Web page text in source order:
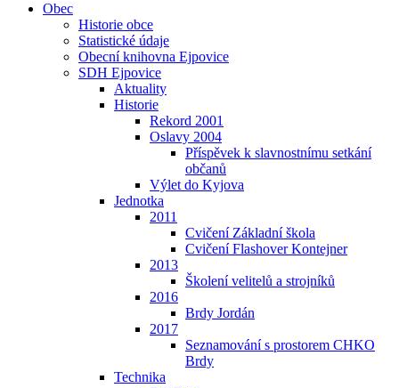
Obec
Historie obce
Statistické údaje
Obecní knihovna Ejpovice
SDH Ejpovice
Aktuality
Historie
Rekord 2001
Oslavy 2004
Příspěvek k slavnostnímu setkání
občanů
Výlet do Kyjova
Jednotka
2011
Cvičení Základní škola
Cvičení Flashover Kontejner
2013
Školení velitelů a strojníků
2016
Brdy Jordán
2017
Seznamování s prostorem CHKO
Brdy
Technika